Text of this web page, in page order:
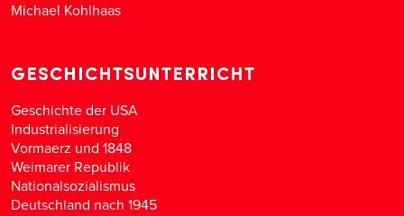
Michael Kohlhaas
GESCHICHTSUNTERRICHT
Geschichte der USA
Industrialisierung
Vormaerz und 1848
Weimarer Republik
Nationalsozialismus
Deutschland nach 1945